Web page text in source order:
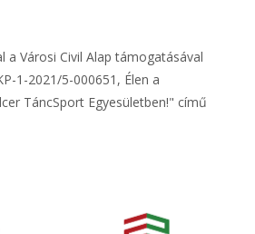
a Városi Civil Alap támogatásával
1-2021/5-000651, Élen a
TáncSport Egyesületben!" című